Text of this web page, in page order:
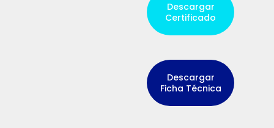
Descargar
Certificado
Descargar
Ficha Técnica